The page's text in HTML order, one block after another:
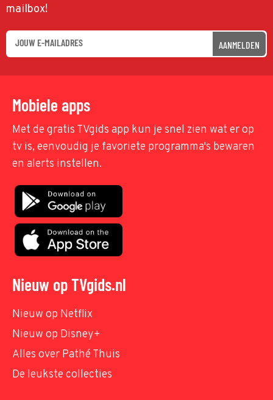
mailbox!
AANMELDEN
Mobiele apps
Met de gratis TVgids app kun je snel zien wat er op
tv is, eenvoudig je favoriete programma's bewaren
en alerts instellen.
Nieuw op TVgids.nl
Nieuw op Netflix
Nieuw op Disney+
Alles over Pathé Thuis
De leukste collecties